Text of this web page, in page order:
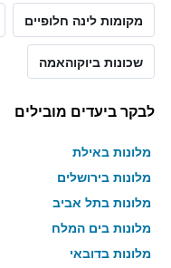
מקומות לינה חלופיים
שכונות ביוקוהאמה
לבקר ביעדים מובילים
מלונות באילת
מלונות בירושלים
מלונות בתל אביב
מלונות בים המלח
מלונות בדובאי